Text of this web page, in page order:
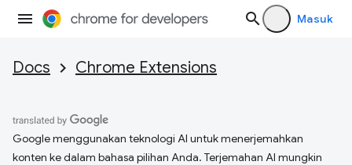
Masuk
Docs Chrome Extensions
Google menggunakan teknologi AI untuk menerjemahkan
konten ke dalam bahasa pilihan Anda. Terjemahan AI mungkin